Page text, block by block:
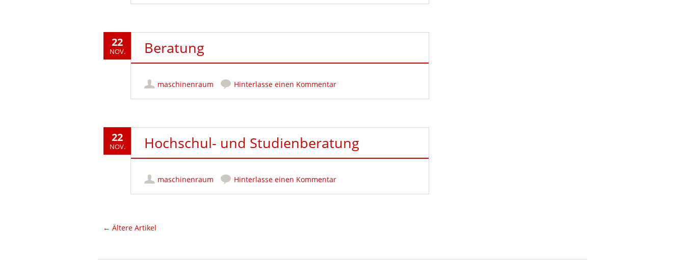
22
NOV. Beratung
maschinenraum Hinterlasse einen Kommentar
22
NOV. Hochschul- und Studienberatung
maschinenraum Hinterlasse einen Kommentar
Artikel-Navigation
← Ältere Artikel